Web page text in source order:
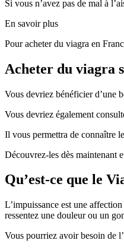
Si vous n’avez pas de mal à
En savoir plus
Pour acheter du viagra en
Acheter du viagra
Vous devriez bénéficier d’une
Vous devriez également
Il vous permettra de connaître
Découvrez-les dès maintenant
Qu’est-ce que le
L’impuissance est une
ressentez une douleur ou un
Vous pourriez avoir besoin de